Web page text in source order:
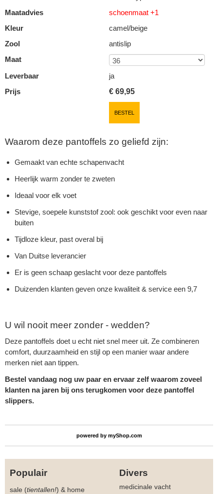
Maatadvies
schoenmaat +1
Kleur
camel/beige
Zool
antislip
Maat
Leverbaar
ja
Prijs
€ 69,95
BESTEL
Waarom deze pantoffels zo geliefd zijn:
Gemaakt van echte schapenvacht
Heerlijk warm zonder te zweten
Ideaal voor elk voet
Stevige, soepele kunststof zool: ook geschikt voor even naar
buiten
Tijdloze kleur, past overal bij
Van Duitse leverancier
Er is geen schaap geslacht voor deze pantoffels
Duizenden klanten geven onze kwaliteit & service een 9,7
U wil nooit meer zonder - wedden?
Deze pantoffels doet u echt niet snel meer uit. Ze combineren
comfort, duurzaamheid en stijl op een manier waar andere
merken niet aan tippen.
Bestel vandaag nog uw paar en ervaar zelf waarom zoveel
klanten na jaren bij ons terugkomen voor deze pantoffel
slippers.
powered by myShop.com
Populair Divers
sale (tientallen!) & home medicinale vacht